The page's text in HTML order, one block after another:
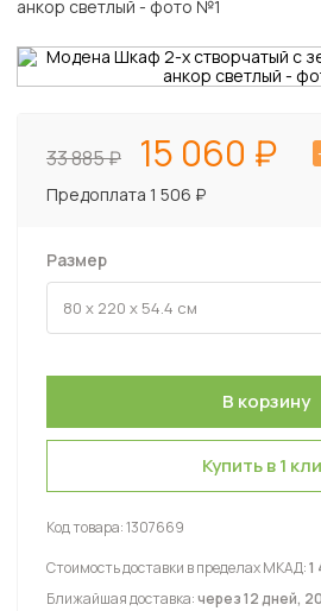
33 885 15 060
Предоплата 1 506 ₽
Размер
Купить в 1
Код товара:1307669
Стоимость доставки в пределах МКАД:1
Ближайшая доставка:через 12 дней,